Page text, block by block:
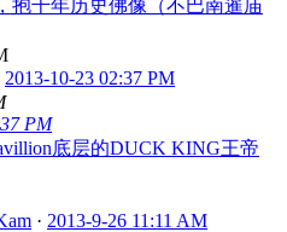
抱千年历史佛像（不巴南暹庙
2013-10-23 02:37 PM
PM
底层的DUCK KING王帝
· 2013-9-26 11:11 AM